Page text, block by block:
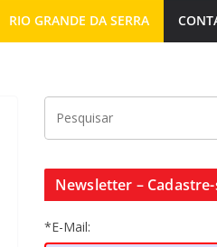
RIO GRANDE DA SERRA
Newsletter –
*E-Mail: